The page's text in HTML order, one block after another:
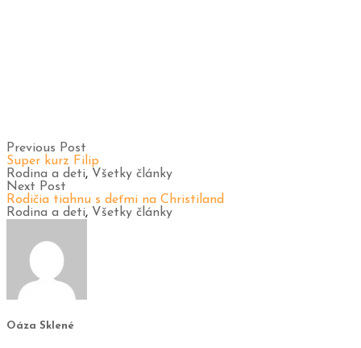
Previous Post
Super kurz Filip
Rodina a deti, Všetky články
Next Post
Rodičia tiahnu s deťmi na Christiland
Rodina a deti, Všetky články
Oáza Sklené